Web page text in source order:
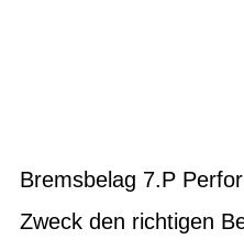
Bremsbelag 7.P
Zweck den richtigen